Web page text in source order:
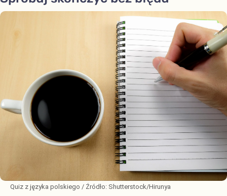
Quiz z języka polskiego / Źródło: Shutterstock/Hirunya